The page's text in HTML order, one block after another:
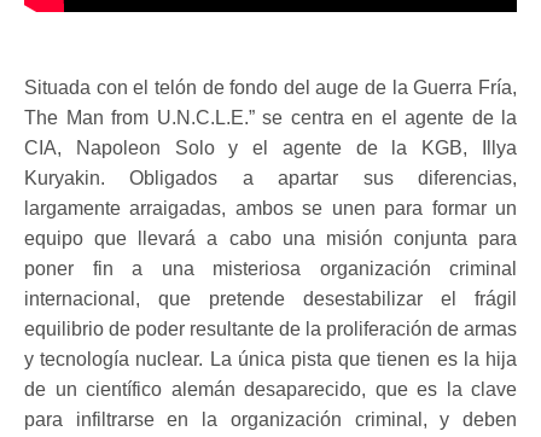
Situada con el telón de fondo del auge de la Guerra Fría,
The Man from U.N.C.L.E.” se centra en el agente de la
CIA, Napoleon Solo y el agente de la KGB, Illya
Kuryakin. Obligados a apartar sus diferencias,
largamente arraigadas, ambos se unen para formar un
equipo que llevará a cabo una misión conjunta para
poner fin a una misteriosa organización criminal
internacional, que pretende desestabilizar el frágil
equilibrio de poder resultante de la proliferación de armas
y tecnología nuclear. La única pista que tienen es la hija
de un científico alemán desaparecido, que es la clave
para infiltrarse en la organización criminal, y deben